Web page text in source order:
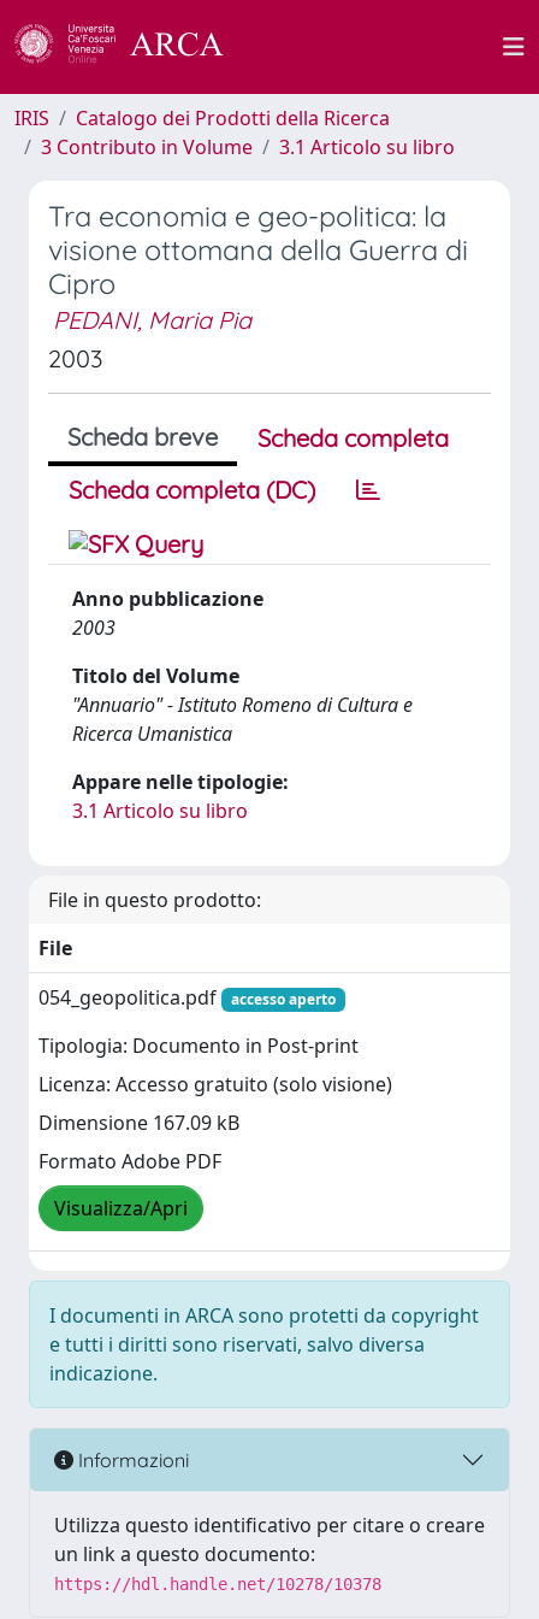
IRIS
Catalogo dei Prodotti della Ricerca
3 Contributo in Volume
3.1 Articolo su libro
Tra economia e geo-politica: la
visione ottomana della Guerra di
Cipro
PEDANI, Maria Pia
2003
Scheda breve
Scheda completa
Scheda completa (DC)
Anno pubblicazione
2003
Titolo del Volume
"Annuario" - Istituto Romeno di Cultura e
Ricerca Umanistica
Appare nelle tipologie:
3.1 Articolo su libro
File in questo prodotto:
File
054_geopolitica.pdf
accesso aperto
Tipologia: Documento in Post-print
Licenza: Accesso gratuito (solo visione)
Dimensione 167.09 kB
Formato Adobe PDF
Visualizza/Apri
I documenti in ARCA sono protetti da copyright
e tutti i diritti sono riservati, salvo diversa
indicazione.
Informazioni
Utilizza questo identificativo per citare o creare
un link a questo documento:
https://hdl.handle.net/10278/10378